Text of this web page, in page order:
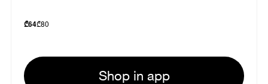
₾64₾80
Shop in app